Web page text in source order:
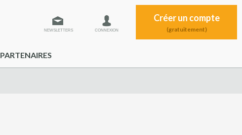
NEWSLETTERS CONNEXION
Créer un compte
(gratuitement)
PARTENAIRES